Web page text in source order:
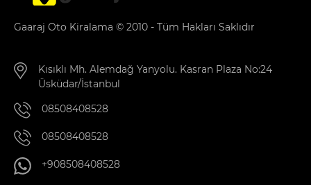
Gaaraj Oto Kiralama © 2010 - Tüm Hakları Saklıdır
Kısıklı Mh. Alemdağ Yanyolu. Kasran Plaza No:24
Üsküdar/İstanbul
08508408528
08508408528
+908508408528